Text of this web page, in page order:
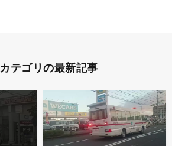
カテゴリの最新記事